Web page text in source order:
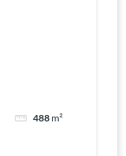
488m²